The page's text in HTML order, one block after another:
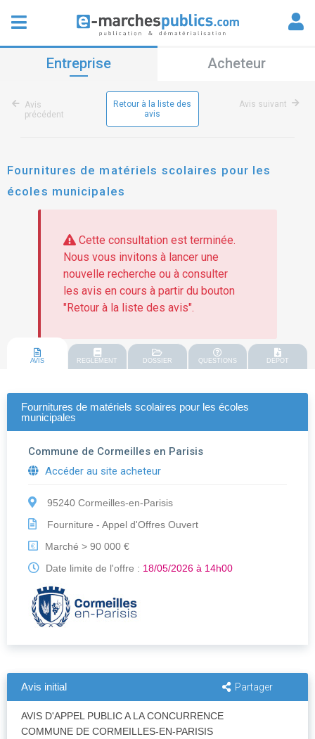
Entreprise Acheteur
Avis
précédent
Retour à la liste des
avis
Avis suivant
Fournitures de matériels scolaires pour les
écoles municipales
Cette consultation est terminée.
Nous vous invitons à lancer une
nouvelle recherche ou à consulter
les avis en cours à partir du bouton
"Retour à la liste des avis".
AVIS REGLEMENT DOSSIER QUESTIONS DEPOT
Fournitures de matériels scolaires pour les écoles
municipales
Commune de Cormeilles en Parisis
Accéder au site acheteur
95240 Cormeilles-en-Parisis
Fourniture - Appel d'Offres Ouvert
€
Marché > 90 000 €
Date limite de l'offre : 18/05/2026 à 14h00
Avis initial Partager
AVIS D'APPEL PUBLIC A LA CONCURRENCE
COMMUNE DE CORMEILLES-EN-PARISIS